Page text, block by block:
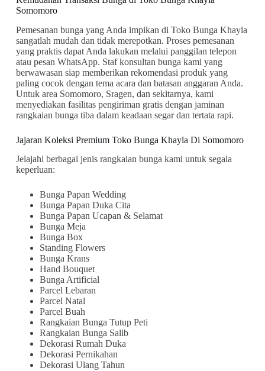
Somomoro
Pemesanan bunga yang Anda impikan di Toko Bunga Khayla
sangatlah mudah dan tidak merepotkan. Proses pemesanan
yang praktis dapat Anda lakukan melalui panggilan telepon
atau pesan WhatsApp. Staf konsultan bunga kami yang
berwawasan siap memberikan rekomendasi produk yang
paling cocok dengan tema acara dan batasan anggaran Anda.
Untuk area Somomoro, Sragen, dan sekitarnya, kami
menyediakan fasilitas pengiriman gratis dengan jaminan
rangkaian bunga tiba dalam keadaan segar dan tertata rapi.
Jajaran Koleksi Premium Toko Bunga Khayla Di Somomoro
Jelajahi berbagai jenis rangkaian bunga kami untuk segala
keperluan:
Bunga Papan Wedding
Bunga Papan Duka Cita
Bunga Papan Ucapan & Selamat
Bunga Meja
Bunga Box
Standing Flowers
Bunga Krans
Hand Bouquet
Bunga Artificial
Parcel Lebaran
Parcel Natal
Parcel Buah
Rangkaian Bunga Tutup Peti
Rangkaian Bunga Salib
Dekorasi Rumah Duka
Dekorasi Pernikahan
Dekorasi Ulang Tahun